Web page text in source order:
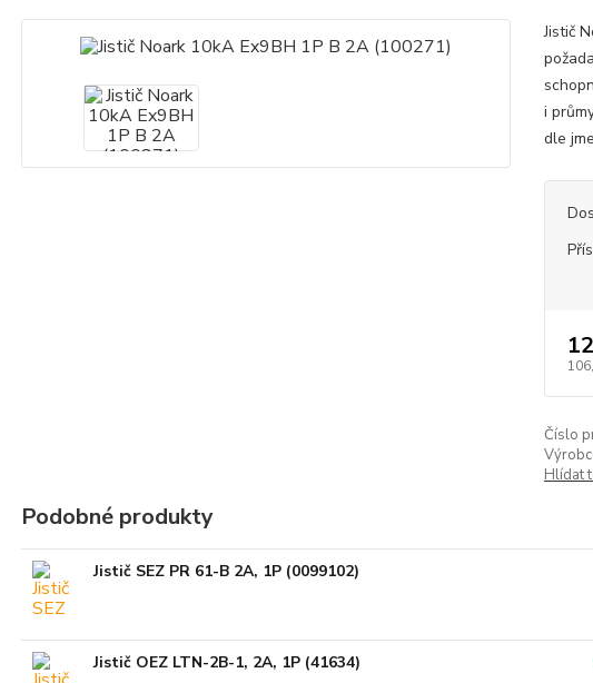
Jistič
i
dle
Číslo
Hlídat
Podobné produkty
Jistič SEZ PR 61-B 2A, 1P (0099102)
Jistič OEZ LTN-2B-1, 2A, 1P (41634)